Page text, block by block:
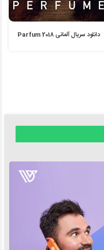
دانلود سریال آلمانی Parfum 2018